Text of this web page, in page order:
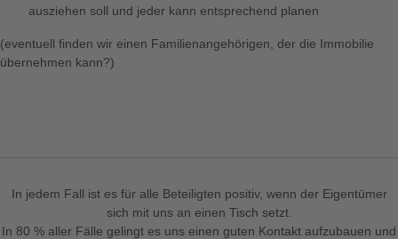
ausziehen soll und jeder kann entsprechend planen
(eventuell finden wir einen Familienangehörigen, der die Immobilie
übernehmen kann?)
In jedem Fall ist es für alle Beteiligten positiv, wenn der Eigentümer
sich mit uns an einen Tisch setzt.
In 80 % aller Fälle gelingt es uns einen guten Kontakt aufzubauen und